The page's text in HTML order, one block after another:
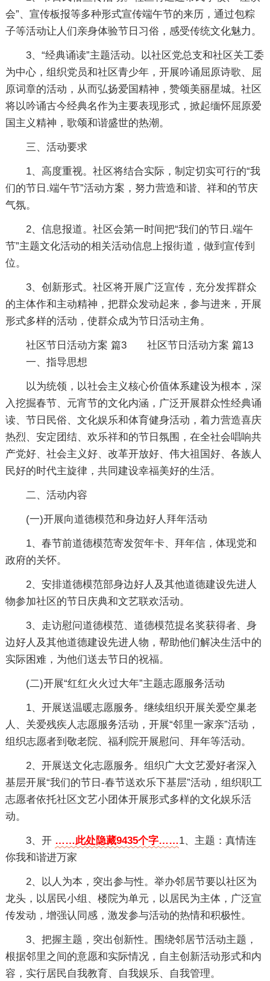
会”、宣传板报等多种形式宣传端午节的来历，通过包粽
子等活动让人们亲身体验节日习俗，感受传统文化魅力。
3、“经典诵读”主题活动。以社区党总支和社区关工委
为中心，组织党员和社区青少年，开展吟诵屈原诗歌、屈
原词章的活动，从而弘扬爱国精神，赞颂美丽星城。社区
将以吟诵古今经典名作为主要表现形式，掀起缅怀屈原爱
国主义精神，歌颂和谐盛世的热潮。
三、活动要求
1、高度重视。社区将结合实际，制定切实可行的“我
们的节日.端午节”活动方案，努力营造和谐、祥和的节庆
气氛。
2、信息报道。社区会第一时间把“我们的节日.端午
节”主题文化活动的相关活动信息上报街道，做到宣传到
位。
3、创新形式。社区将开展广泛宣传，充分发挥群众
的主体作和主动精神，把群众发动起来，参与进来，开展
形式多样的活动，使群众成为节日活动主角。
社区节日活动方案 篇3
一、指导思想
以为统领，以社会主义核心价值体系建设为根本，深
入挖掘春节、元宵节的文化内涵，广泛开展群众性经典诵
读、节日民俗、文化娱乐和体育健身活动，着力营造喜庆
热烈、安定团结、欢乐祥和的节日氛围，在全社会唱响共
产党好、社会主义好、改革开放好、伟大祖国好、各族人
民好的时代主旋律，共同建设幸福美好的生活。
二、活动内容
(一)开展向道德模范和身边好人拜年活动
1、春节前道德模范寄发贺年卡、拜年信，体现党和
政府的关怀。
2、安排道德模范部身边好人及其他道德建设先进人
物参加社区的节日庆典和文艺联欢活动。
3、走访慰问道德模范、道德模范提名奖获得者、身
边好人及其他道德建设先进人物，帮助他们解决生活中的
实际困难，为他们送去节日的祝福。
(二)开展“红红火火过大年”主题志愿服务活动
1、开展送温暖志愿服务。继续组织开展关爱空巢老
人、关爱残疾人志愿服务活动，开展“邻里一家亲”活动，
组织志愿者到敬老院、福利院开展慰问、拜年等活动。
2、开展送文化志愿服务。组织广大文艺爱好者深入
基层开展“我们的节日-春节送欢乐下基层”活动，组织职工
志愿者依托社区文艺小团体开展形式多样的文化娱乐活
动。
3、开 ……此处隐藏9435个字……1、主题：真情连
你我和谐进万家
2、以人为本，突出参与性。举办邻居节要以社区为
龙头，以居民小组、楼院为单元，以居民为主体，广泛宣
传发动，增强认同感，激发参与活动的热情和积极性。
3、把握主题，突出创新性。围绕邻居节活动主题，
根据邻里之间的意愿和实际情况，自主创新活动形式和内
容，实行居民自我教育、自我娱乐、自我管理。
社区节日活动方案 篇13